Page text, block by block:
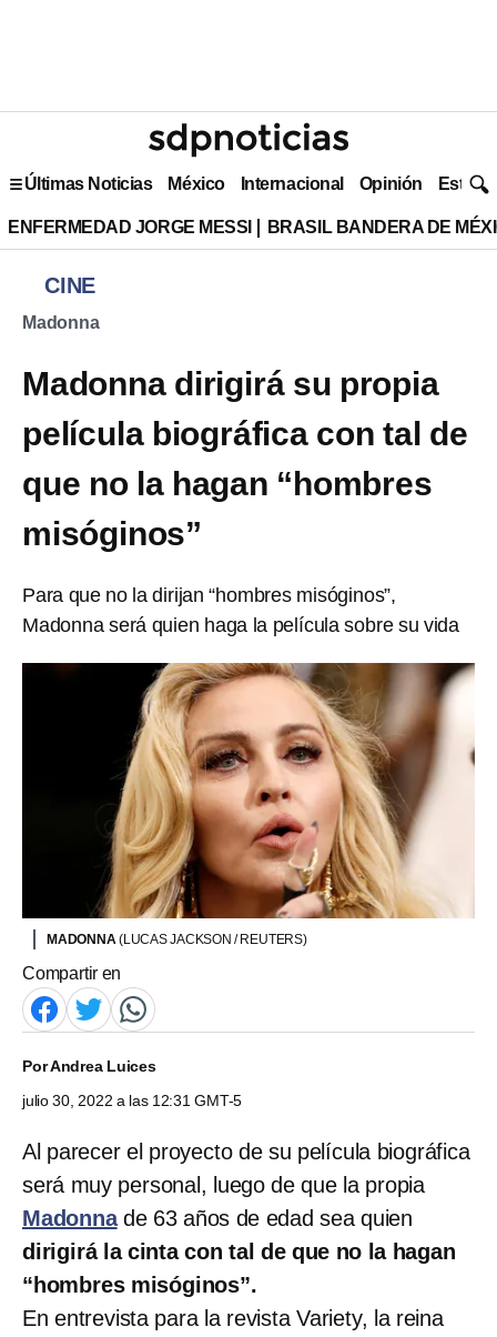
Últimas Noticias México Internacional Opinión Estilo
ENFERMEDAD JORGE MESSI BRASIL BANDERA DE
CINE
Madonna
Madonna dirigirá su propia
película biográfica con tal de
que no la hagan “hombres
misóginos”
Para que no la dirijan “hombres misóginos”,
Madonna será quien haga la película sobre su vida
MADONNA(LUCAS JACKSON / REUTERS)
Compartir en
PorAndrea Luices
julio 30, 2022 a las 12:31 GMT-5
Al parecer el proyecto de su película biográfica
será muy personal, luego de que la propia
Madonna de 63 años de edad sea quien
dirigirá la cinta con tal de que no la hagan
“hombres misóginos”.
En entrevista para la revista Variety, la reina